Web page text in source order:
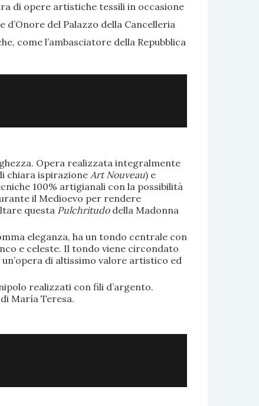
di opere artistiche tessili in occasione
d’Onore del Palazzo della Cancelleria
come l’ambasciatore della Repubblica
Opera realizzata integralmente
chiara ispirazioneArt Nouveau) e
100% artigianali con la possibilità
il Medioevo per rendere
questa Pulchritudo della Madonna
eleganza, ha un tondo centrale con
e celeste. Il tondo viene circondato
di altissimo valore artistico ed
realizzati con fili d’argento.
María Teresa.